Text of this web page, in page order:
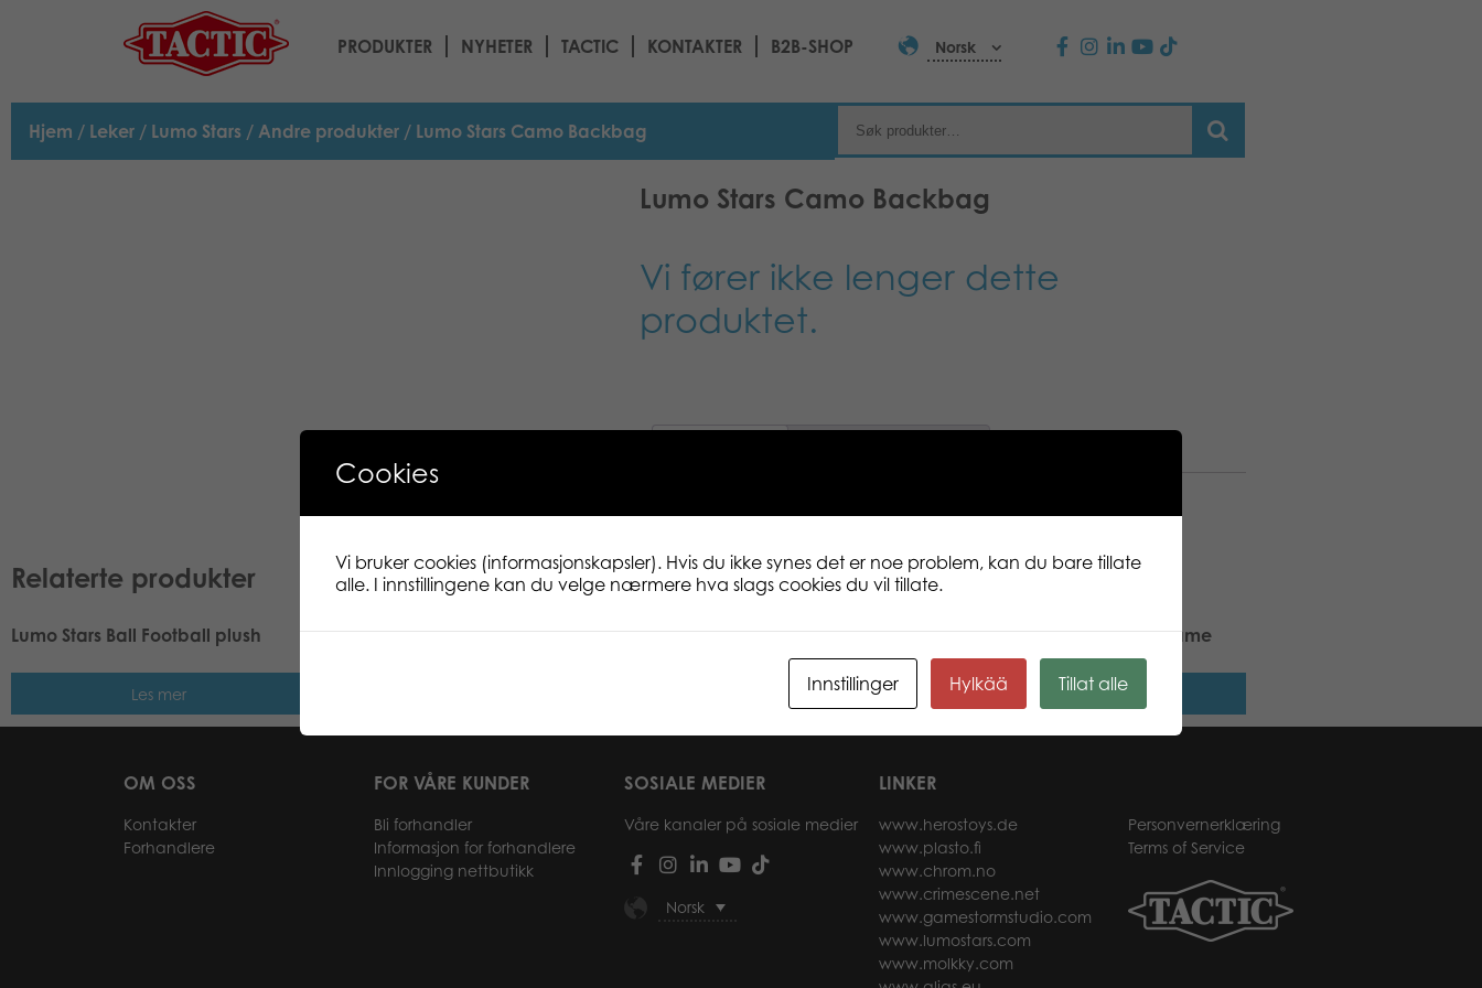
PRODUKTER NYHETER TACTIC KONTAKTER B2B-SHOP Norsk
Hjem / Leker / Lumo Stars / Andre produkter / Lumo Stars Camo Backbag
Lumo Stars Camo Backbag
Vi fører ikke lenger dette
produktet.
Relaterte produkter
Lumo Stars Ball Football plush
Les mer
Lumo Stars Ball Soccer Ball plush Lumo Stars Memorize
Les mer
Lumo Stars Kwartet card game
Les mer
OM OSS
Kontakter
Forhandlere
FOR VÅRE KUNDER
Bli forhandler
Informasjon for forhandlere
Innlogging nettbutikk
SOSIALE MEDIER
Våre kanaler på sosiale medier
Norsk
LINKER
www.herostoys.de
www.plasto.fi
www.chrom.no
www.crimescene.net
www.gamestormstudio.com
www.lumostars.com
www.molkky.com
Personvernerklæring
Terms of Service
Cookies
Vi bruker cookies (informasjonskapsler). Hvis du ikke synes det er noe problem, kan du bare tillate
alle. I innstillingene kan du velge nærmere hva slags cookies du vil tillate.
Innstillinger Hylkää Tillat alle